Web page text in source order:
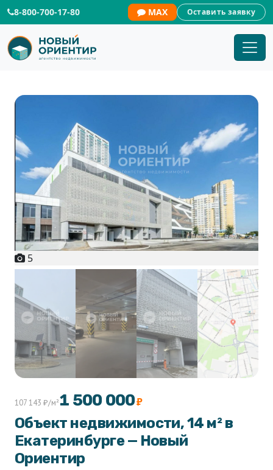
8-800-700-17-80 MAX Оставить заявку
5
Объект недвижимости, 14 м² в
Екатеринбурге — Новый
Ориентир
107 143 ₽/м²1 500 000₽